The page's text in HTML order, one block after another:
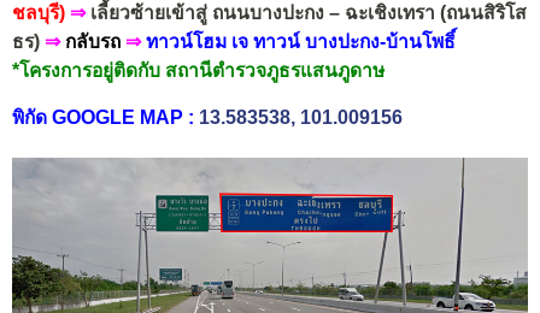
ชลบุรี) ⇒ เลี้ยวซ้ายเข้าสู่ ถนนบางปะกง – ฉะเชิงเทรา (ถนนสิริโส
ธร) ⇒ กลับรถ ⇒ ทาวน์โฮม เจ ทาวน์ บางปะกง-บ้านโพธิ์
*โครงการอยู่ติดกับ สถานีตำรวจภูธรแสนภูดาษ
พิกัด GOOGLE MAP : 13.583538, 101.009156